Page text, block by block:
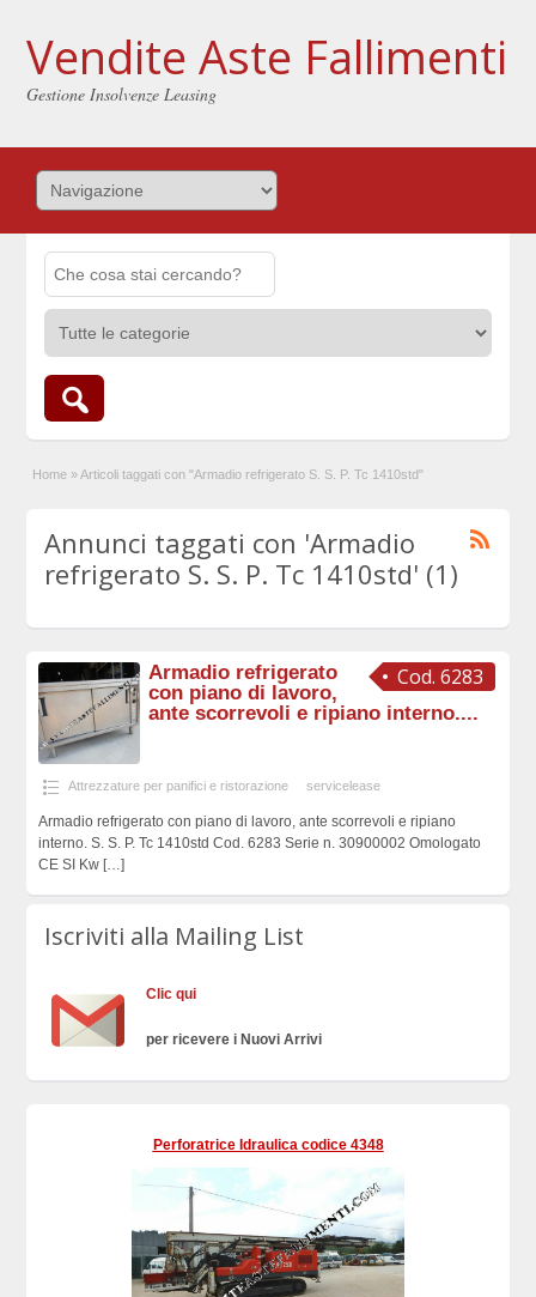
Vendite Aste Fallimenti
Gestione Insolvenze Leasing
Home » Articoli taggati con "Armadio refrigerato S. S. P. Tc 1410std"
Annunci taggati con 'Armadio
refrigerato S. S. P. Tc 1410std' (1)
Cod. 6283
Armadio refrigerato
con piano di lavoro,
ante scorrevoli e ripiano interno....
Attrezzature per panifici e ristorazione servicelease
Armadio refrigerato con piano di lavoro, ante scorrevoli e ripiano
interno. S. S. P. Tc 1410std Cod. 6283 Serie n. 30900002 Omologato
CE SI Kw […]
Iscriviti alla Mailing List
Clic qui
per ricevere i Nuovi Arrivi
Perforatrice Idraulica codice 4348